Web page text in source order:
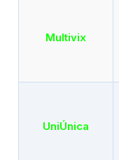
Multivix
UniÚnica